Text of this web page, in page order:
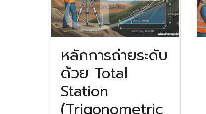
หลักการถ่ายระดับ
ด้วย Total
Station
(Trigonometric